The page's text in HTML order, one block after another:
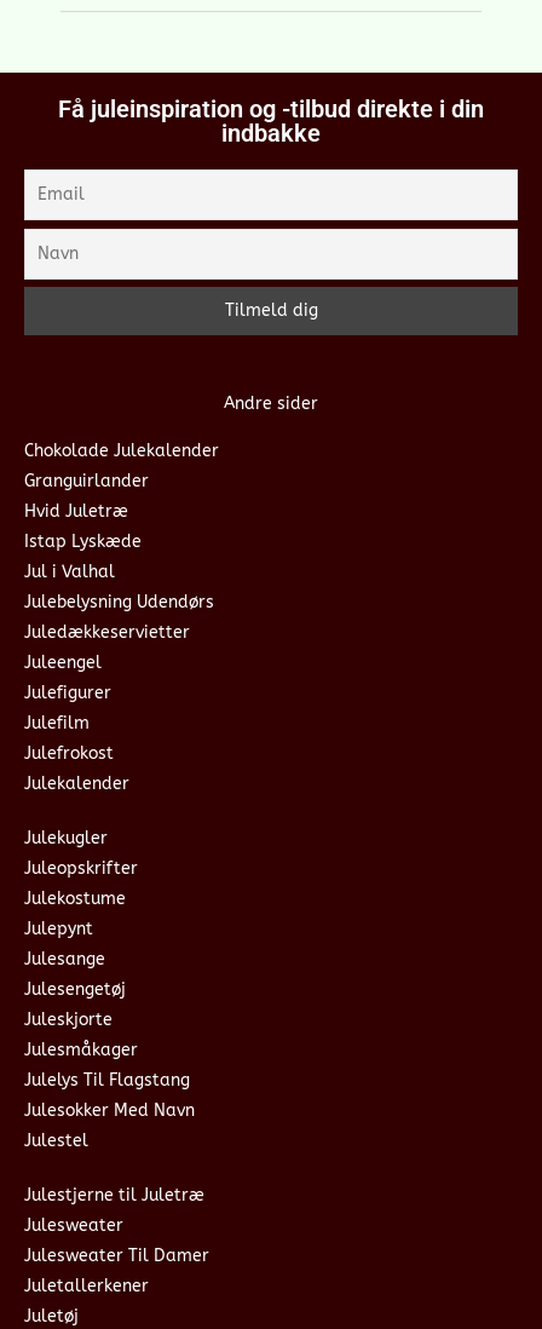
Få juleinspiration og -tilbud direkte i din
indbakke
Andre sider
Chokolade Julekalender
Granguirlander
Hvid Juletræ
Istap Lyskæde
Jul i Valhal
Julebelysning Udendørs
Juledækkeservietter
Juleengel
Julefigurer
Julefilm
Julefrokost
Julekalender
Julekugler
Juleopskrifter
Julekostume
Julepynt
Julesange
Julesengetøj
Juleskjorte
Julesmåkager
Julelys Til Flagstang
Julesokker Med Navn
Julestel
Julestjerne til Juletræ
Julesweater
Julesweater Til Damer
Juletallerkener
Juletøj